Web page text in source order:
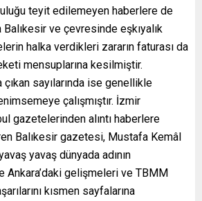
teyit edilemeyen haberlere de
ve çevresinde eşkıyalık
halka verdikleri zararın faturası da
mensuplarına kesilmiştir.
çıkan sayılarında ise genellikle
çalışmıştır. İzmir
gazetelerinden alıntı haberlere
Balıkesir gazetesi, Mustafa Kemâl
yavaş dünyada adının
Ankara’daki gelişmeleri ve TBMM
kısmen sayfalarına